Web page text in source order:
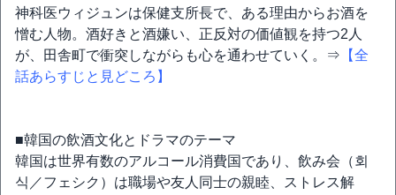
神科医ウィジュンは保健支所長で、ある理由からお酒を
憎む人物。酒好きと酒嫌い、正反対の価値観を持つ2人
が、田舎町で衝突しながらも心を通わせていく。⇒ 【全
話あらすじと見どころ】
■韓国の飲酒文化とドラマのテーマ
韓国は世界有数のアルコール消費国であり、飲み会（회
식／フェシク）は職場や友人同士の親睦、ストレス解